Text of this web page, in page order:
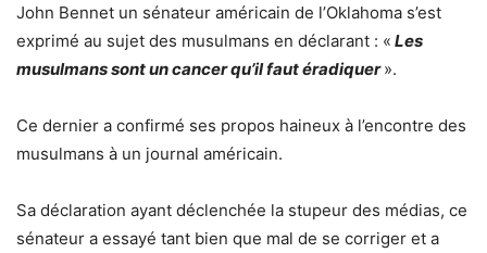
John Bennet un sénateur américain de l’Oklahoma s’est
exprimé au sujet des musulmans en déclarant : « Les
musulmans sont un cancer qu’il faut éradiquer ».
Ce dernier a confirmé ses propos haineux à l’encontre des
musulmans à un journal américain.
Sa déclaration ayant déclenchée la stupeur des médias, ce
sénateur a essayé tant bien que mal de se corriger et a